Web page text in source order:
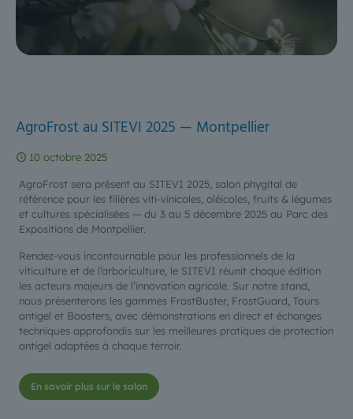
AgroFrost au SITEVI 2025 — Montpellier
10 octobre 2025
AgroFrost sera présent au SITEVI 2025, salon phygital de
référence pour les filières viti-vinicoles, oléicoles, fruits & légumes
et cultures spécialisées — du 3 au 5 décembre 2025 au Parc des
Expositions de Montpellier.
Rendez-vous incontournable pour les professionnels de la
viticulture et de l’arboriculture, le SITEVI réunit chaque édition
les acteurs majeurs de l’innovation agricole. Sur notre stand,
nous présenterons les gammes FrostBuster, FrostGuard, Tours
antigel et Boosters, avec démonstrations en direct et échanges
techniques approfondis sur les meilleures pratiques de protection
antigel adaptées à chaque terroir.
En savoir plus sur le salon